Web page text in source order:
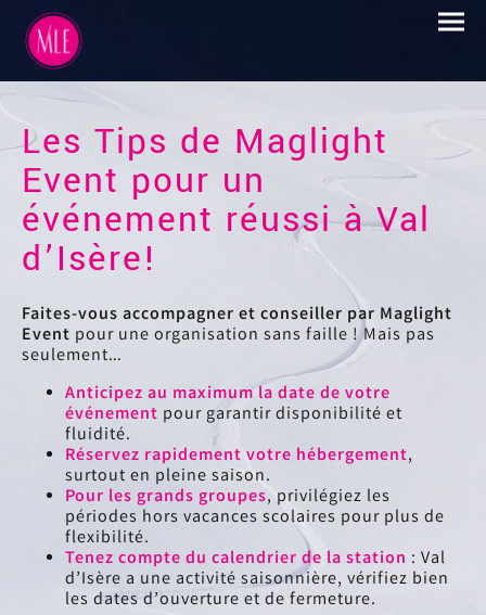
Les Tips de Maglight
Event pour un
événement réussi à Val
d’Isère!
Faites-vous accompagner et conseiller par Maglight
Event pour une organisation sans faille ! Mais pas
seulement…
Anticipez au maximum la date de votre
événement pour garantir disponibilité et
fluidité.
Réservez rapidement votre hébergement,
surtout en pleine saison.
Pour les grands groupes, privilégiez les
périodes hors vacances scolaires pour plus de
flexibilité.
Tenez compte du calendrier de la station : Val
d’Isère a une activité saisonnière, vérifiez bien
les dates d’ouverture et de fermeture.